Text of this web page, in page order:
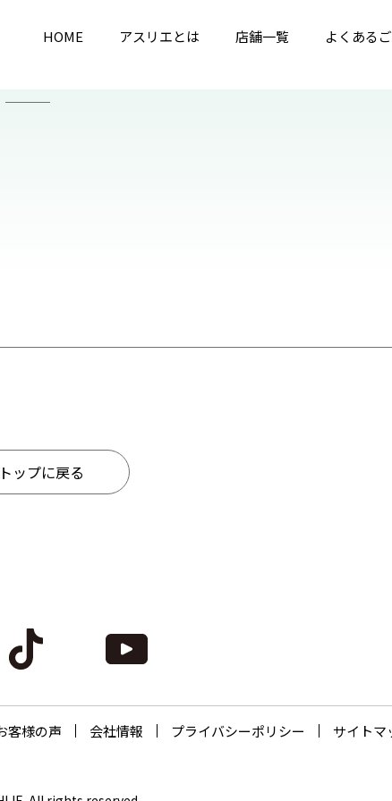
HOME アスリエとは 店舗一覧 よくある
トップに戻る
客様の声 会社情報 プライバシーポリシー サイトマ